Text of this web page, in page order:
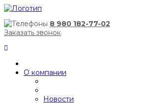
8 980 182-77-02
Заказать звонок
О компании
Новости